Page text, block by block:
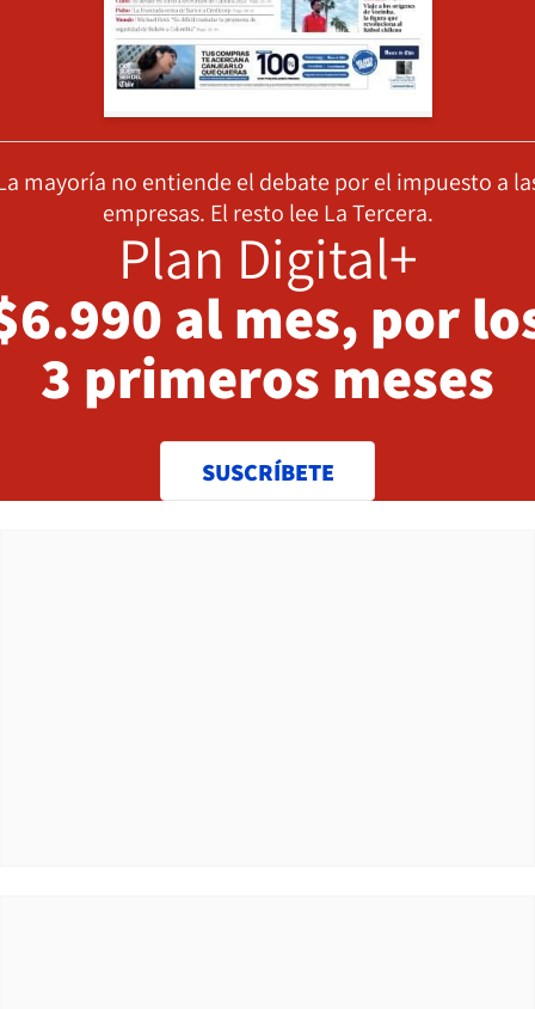
mayoría no entiende el debate por el impuesto a
empresas. El resto lee La Tercera.
Plan Digital+
al mes, por
3 primeros meses
SUSCRÍBETE